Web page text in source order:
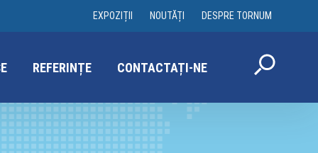
EXPOZIȚII NOUTĂȚI DESPRE TORNUM
REFERINȚE CONTACTAȚI-NE